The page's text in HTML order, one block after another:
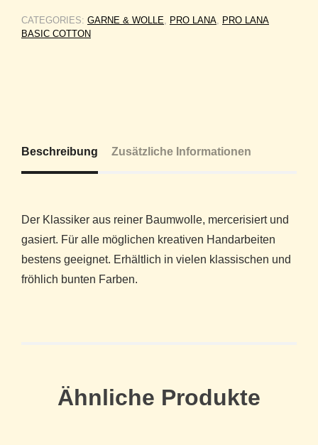
CATEGORIES: GARNE & WOLLE, PRO LANA, PRO LANA
BASIC COTTON
Beschreibung Zusätzliche Informationen
Der Klassiker aus reiner Baumwolle, mercerisiert und
gasiert. Für alle möglichen kreativen Handarbeiten
bestens geeignet. Erhältlich in vielen klassischen und
fröhlich bunten Farben.
Ähnliche Produkte